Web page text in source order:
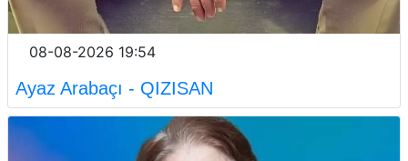
08-08-2026 19:54
Ayaz Arabaçı - QIZISAN